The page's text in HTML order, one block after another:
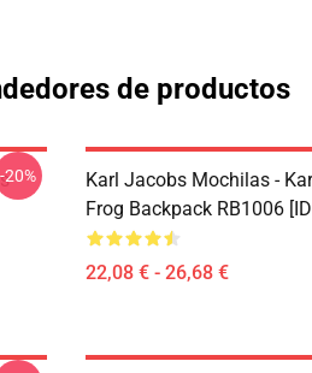
de productos
-20%
Karl Jacobs Mochilas -
Frog Backpack RB1006
22,08 € - 26,68 €